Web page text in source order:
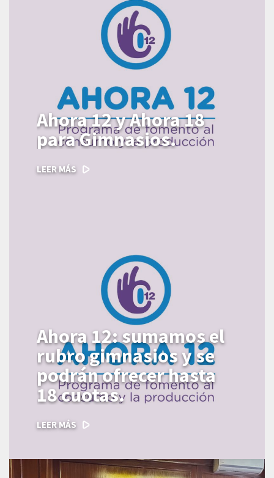
Ahora 12 y Ahora 18
para Gimnasios.
LEER MÁS
Ahora 12: sumamos el
rubro gimnasios y se
podrán ofrecer hasta
18 cuotas.
LEER MÁS